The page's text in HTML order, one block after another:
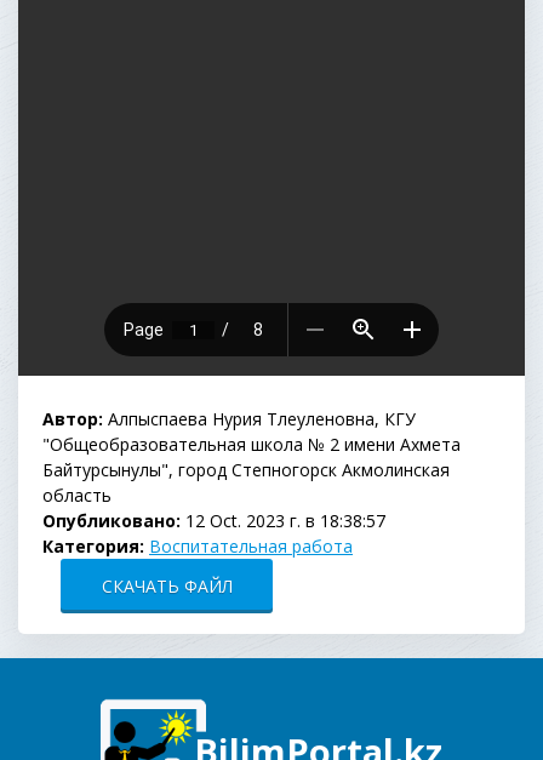
Автор: Алпыспаева Нурия Тлеуленовна, КГУ
"Общеобразовательная школа № 2 имени Ахмета
Байтурсынулы", город Степногорск Акмолинская
область
Опубликовано: 12 Oct. 2023 г. в 18:38:57
Категория: Воспитательная работа
СКАЧАТЬ ФАЙЛ